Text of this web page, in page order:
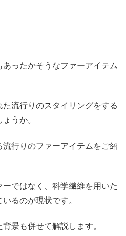
ったかそうなファーアイテム
流行りのスタイリングをする
うか。
流行りのファーアイテムをご紹
ではなく、科学繊維を用いた
るのが現状です。
景も併せて解説します。